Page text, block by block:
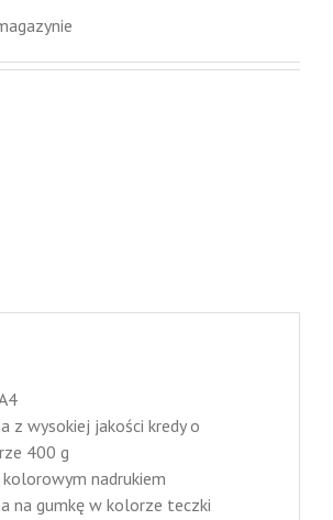
z wysokiej jakości kredy o
400 g
nadrukiem
na gumkę w kolorze teczki